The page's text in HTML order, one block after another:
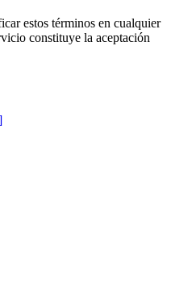
estos términos en cualquier
constituye la aceptación